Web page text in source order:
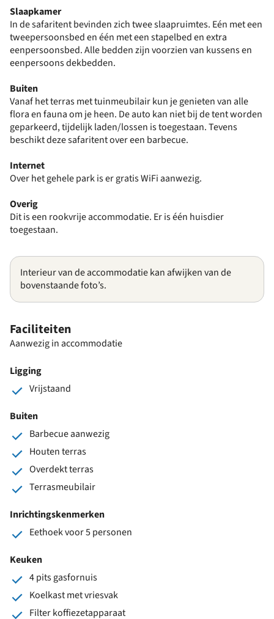
Slaapkamer
In de safaritent bevinden zich twee slaapruimtes. Eén met een
tweepersoonsbed en één met een stapelbed en extra
eenpersoonsbed. Alle bedden zijn voorzien van kussens en
eenpersoons dekbedden.
Buiten
Vanaf het terras met tuinmeubilair kun je genieten van alle
flora en fauna om je heen. De auto kan niet bij de tent worden
geparkeerd, tijdelijk laden/lossen is toegestaan. Tevens
beschikt deze safaritent over een barbecue.
Internet
Over het gehele park is er gratis WiFi aanwezig.
Overig
Dit is een rookvrije accommodatie. Er is één huisdier
toegestaan.
Interieur van de accommodatie kan afwijken van de
bovenstaande foto’s.
Faciliteiten
Aanwezig in accommodatie
Ligging
Vrijstaand
Buiten
Barbecue aanwezig
Houten terras
Overdekt terras
Terrasmeubilair
Inrichtingskenmerken
Eethoek voor 5 personen
Keuken
4 pits gasfornuis
Koelkast met vriesvak
Filter koffiezetapparaat